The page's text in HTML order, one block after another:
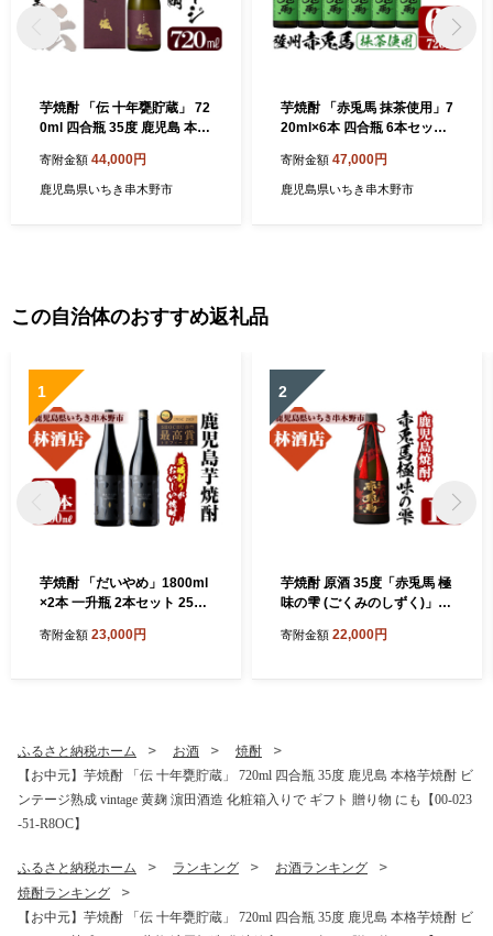
芋焼酎 「伝 十年甕貯蔵」 72
0ml 四合瓶 35度 鹿児島 本格
ge 黄麹 濵田酒造 化粧箱入り
で ギフト 贈り物 にも【00-0
寄附金額 44,000円
鹿児島県いちき串木野市
芋焼酎 「赤兎馬 抹茶使用」7
20ml×6本 四合瓶 6本セット
水割り ロック 薩州 赤兎馬 焼
酎 薩州 赤兎馬 抹茶 白麹 濵
寄附金額 47,000円
鹿児島県いちき串木野市
この自治体のおすすめ返礼品
1
芋焼酎 「だいやめ」1800ml
×2本 一升瓶 2本セット 25度
やめハイボール 焼酎ハイボ
寄附金額 23,000円
2
芋焼酎 原酒 35度「赤兎馬 極
味の雫 (ごくみのしずく)」 7
酎 【99-023-19】
寄附金額 22,000円
ふるさと納税ホーム お酒
焼酎
【お中元】芋焼酎 「伝 十年甕貯蔵」 720ml 四合瓶 35度 鹿児島 本格芋焼酎 ビ
ンテージ熟成 vintage 黄麹 濵田酒造 化粧箱入りで ギフト 贈り物 にも【00-023
-51-R8OC】
ふるさと納税ホーム ランキング
お酒ランキング
焼酎ランキング
【お中元】芋焼酎 「伝 十年甕貯蔵」 720ml 四合瓶 35度 鹿児島 本格芋焼酎 ビ